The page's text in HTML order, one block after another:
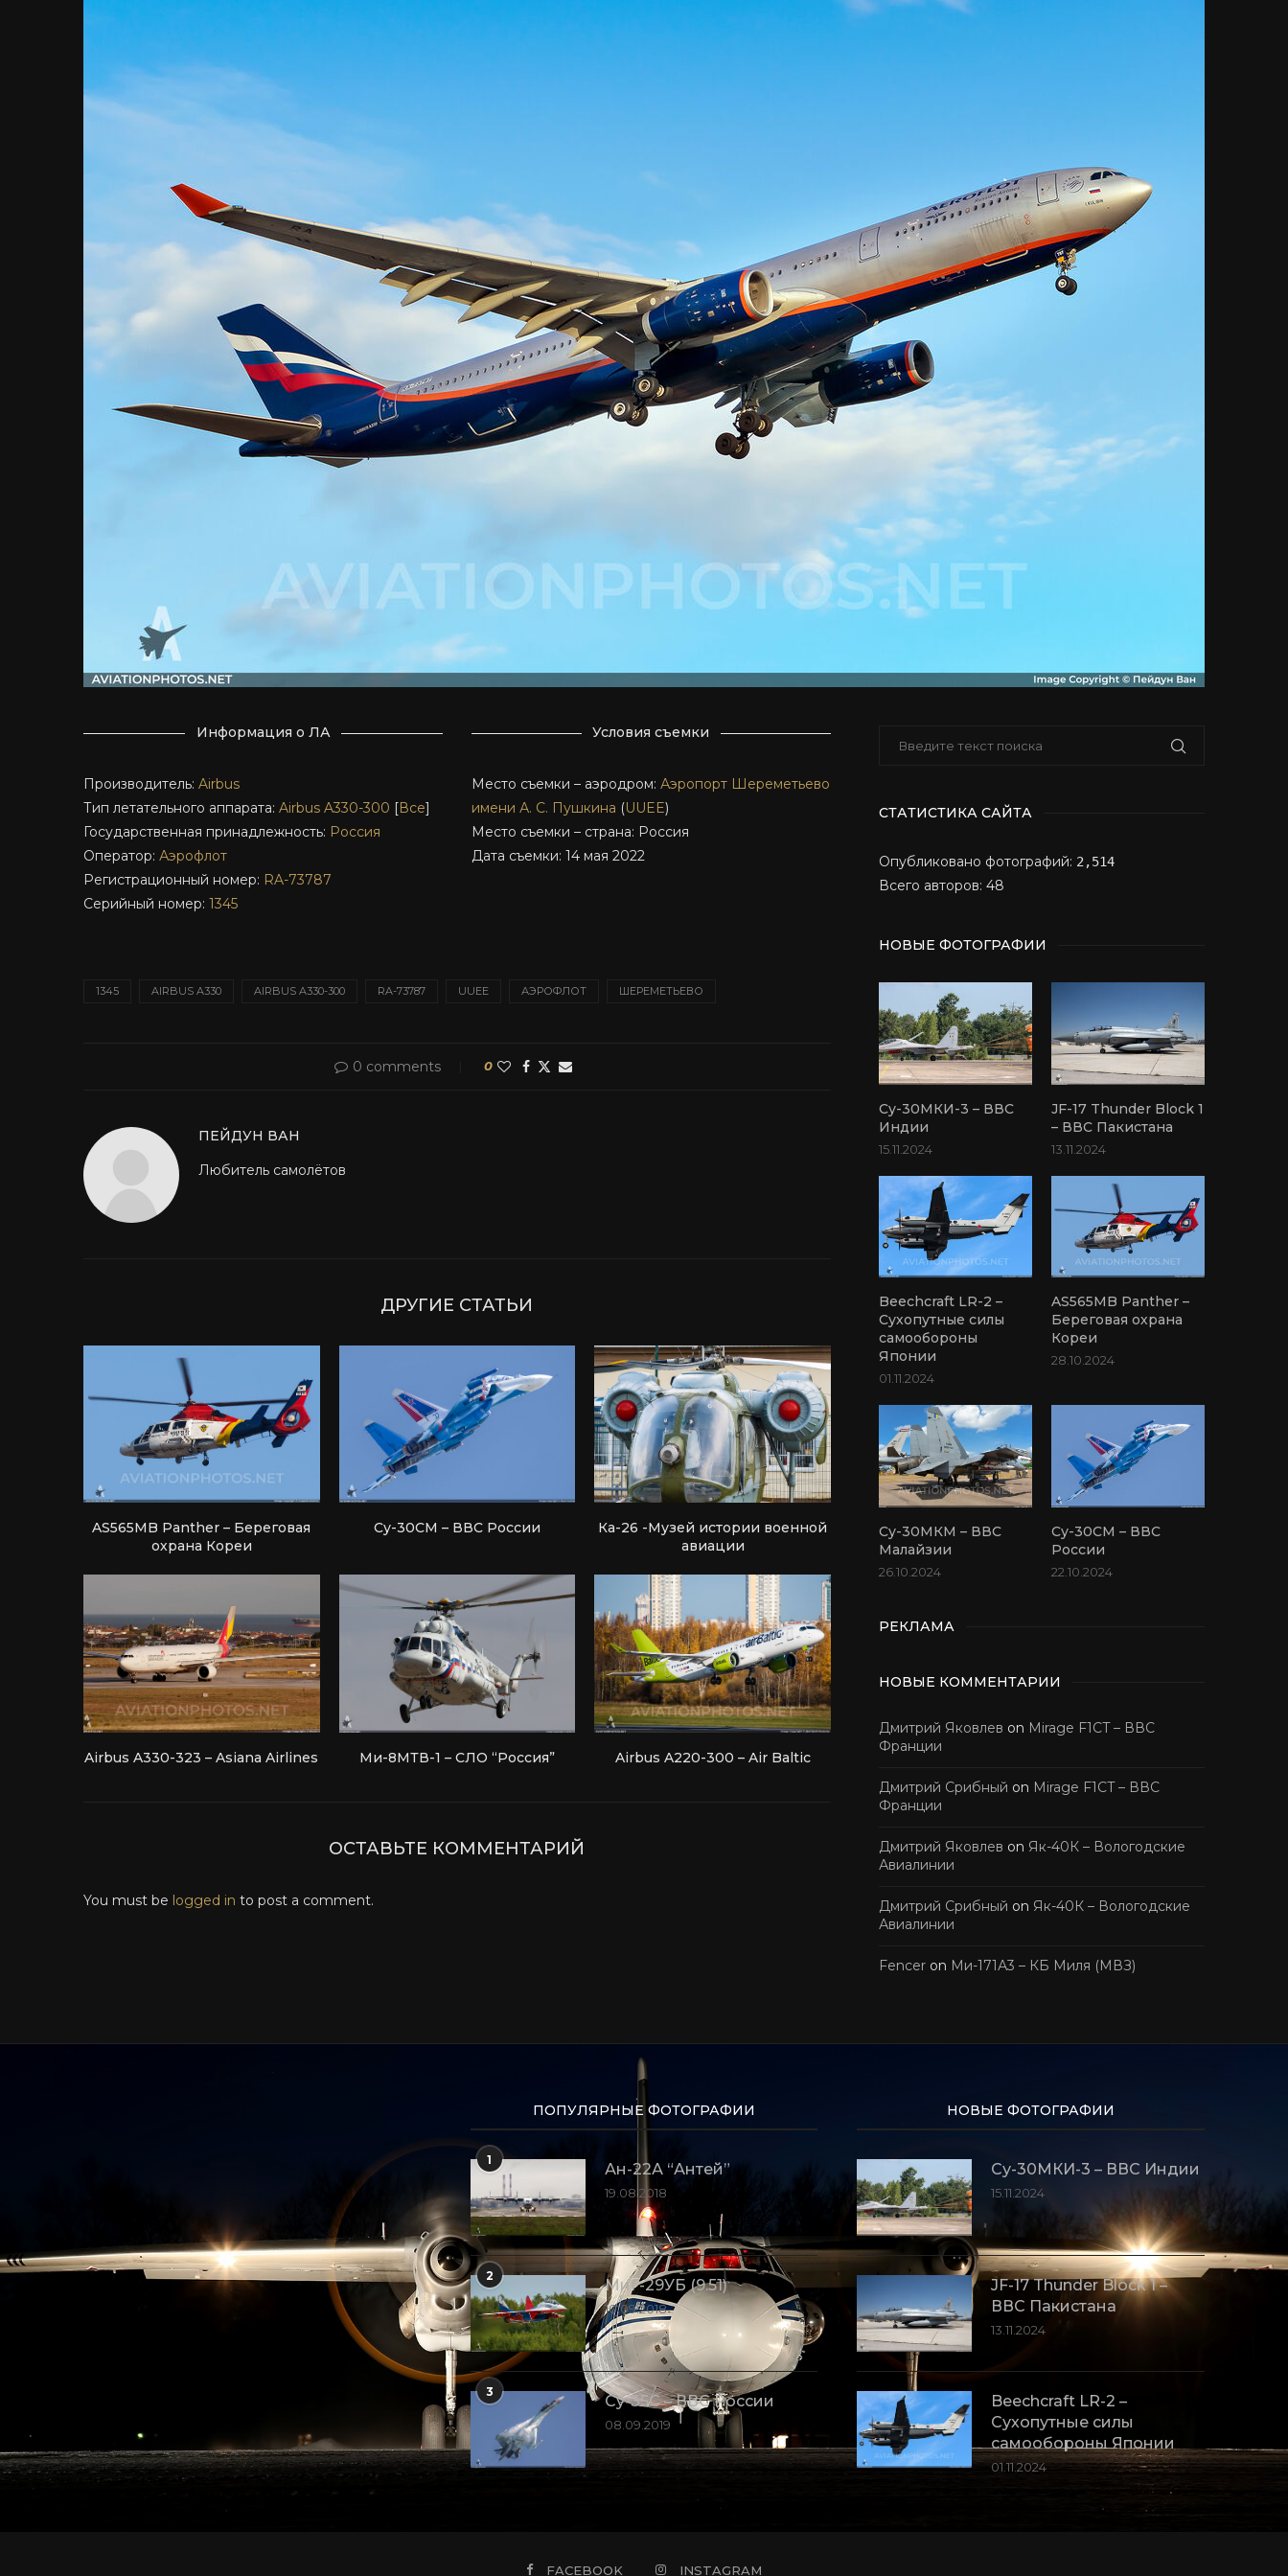
Информация о ЛА
Производитель: Airbus
Тип летательного аппарата: Airbus A330-300 [Все]
Государственная принадлежность: Россия
Оператор: Аэрофлот
Регистрационный номер: RA-73787
Серийный номер: 1345
Условия съемки
Место съемки – аэродром: Аэропорт Шереметьево
имени А. С. Пушкина (UUEE)
Место съемки – страна: Россия
Дата съемки: 14 мая 2022
1345 AIRBUS A330 AIRBUS A330-300 RA-73787 UUEE АЭРОФЛОТ ШЕРЕМЕТЬЕВО
0 comments 0
ПЕЙДУН ВАН
Любитель самолётов
ДРУГИЕ СТАТЬИ
AS565MB Panther – Береговая
охрана Кореи
Су-30СМ – ВВС России
Ка-26 -Музей истории военной
авиации
Airbus A330-323 – Asiana Airlines Ми-8МТВ-1 – СЛО “Россия” Airbus A220-300 – Air Baltic
ОСТАВЬТЕ КОММЕНТАРИЙ
You must be logged in to post a comment.
СТАТИСТИКА САЙТА
Опубликовано фотографий: 2,514
Всего авторов: 48
НОВЫЕ ФОТОГРАФИИ
Су-30МКИ-3 – ВВС
Индии
15.11.2024
JF-17 Thunder Block 1
– ВВС Пакистана
13.11.2024
Beechcraft LR-2 –
Сухопутные силы
самообороны
Японии
01.11.2024
AS565MB Panther –
Береговая охрана
Кореи
28.10.2024
Су-30МКМ – ВВС
Малайзии
26.10.2024
Су-30СМ – ВВС
России
22.10.2024
РЕКЛАМА
НОВЫЕ КОММЕНТАРИИ
Дмитрий Яковлев on Mirage F1CT – ВВС
Франции
Дмитрий Срибный on Mirage F1CT – ВВС
Франции
Дмитрий Яковлев on Як-40К – Вологодские
Авиалинии
Дмитрий Срибный on Як-40К – Вологодские
Авиалинии
Fencer on Ми-171А3 – КБ Миля (МВЗ)
ПОПУЛЯРНЫЕ ФОТОГРАФИИ
1
Ан-22А “Антей”
19.08.2018
2
МиГ-29УБ (9.51)
10.09.2018
3
Су-35С – ВВС России
08.09.2019
НОВЫЕ ФОТОГРАФИИ
Су-30МКИ-3 – ВВС Индии
15.11.2024
JF-17 Thunder Block 1 –
ВВС Пакистана
13.11.2024
Beechcraft LR-2 –
Сухопутные силы
самообороны Японии
01.11.2024
FACEBOOK INSTAGRAM